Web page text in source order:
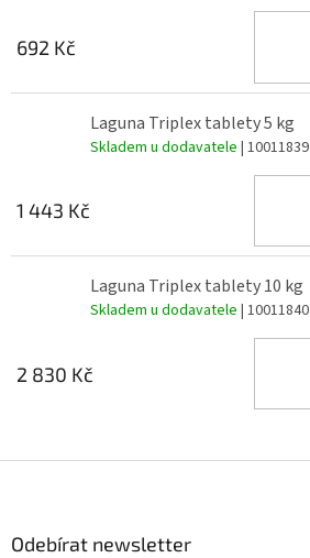
692 Kč
Laguna Triplex tablety 5 kg
Skladem u dodavatele | 10011839
1 443 Kč
Laguna Triplex tablety 10 kg
Skladem u dodavatele | 10011840
2 830 Kč
Odebírat newsletter